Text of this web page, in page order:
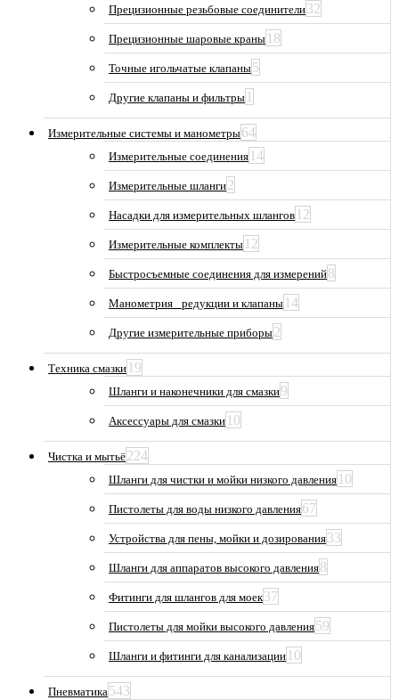
Прецизионные резьбовые соединители32
Прецизионные шаровые краны 18
Точные игольчатые клапаны5
Другие клапаны и фильтры 1
Измерительные системы и манометры64
Измерительные соединения 14
Измерительные шланги2
Насадки для измерительных шлангов 12
Измерительные комплекты 12
Быстросъемные соединения для измерений8
Манометрия_ редукции и клапаны 14
Другие измерительные приборы2
Техника смазки 19
Шланги и наконечники для смазки9
Аксессуары для смазки 10
Чистка и мытьё224
Шланги для чистки и мойки низкого давления 10
Пистолеты для воды низкого давления67
Устройства для пены, мойки и дозирования33
Шланги для аппаратов высокого давления8
Фитинги для шлангов для моек37
Пистолеты для мойки высокого давления59
Шланги и фитинги для канализации 10
Пневматика543